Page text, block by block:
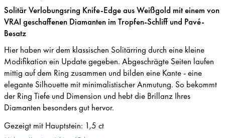
Solitär Verlobungsring Knife-Edge aus Weißgold mit einem von
VRAI geschaffenen Diamanten im Tropfen-Schliff und Pavé-
Besatz
Hier haben wir dem klassischen Solitärring durch eine kleine
Modifikation ein Update gegeben. Abgeschrägte Seiten laufen
mittig auf dem Ring zusammen und bilden eine Kante - eine
elegante Silhouette mit minimalistischer Anmutung. So bekommt
der Ring Tiefe und Dimension und hebt die Brillanz Ihres
Diamanten besonders gut hervor.
Gezeigt mit Hauptstein: 1,5 ct